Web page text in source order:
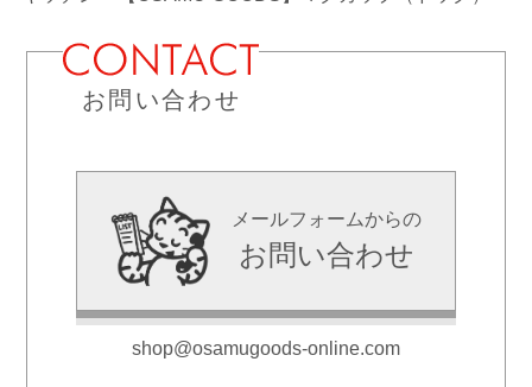
お問い合わせ
メールフォームからの
お問い合わせ
shop@osamugoods-online.com